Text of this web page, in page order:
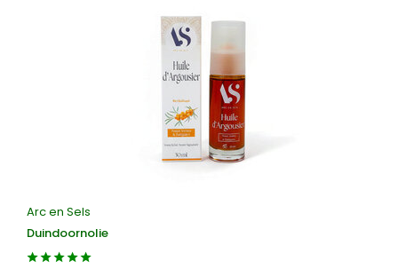
Arc en Sels
Duindoornolie